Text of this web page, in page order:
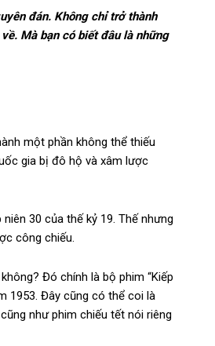
đán. Không chỉ trở thành
Mà bạn có biết đâu là những
một phần không thể thiếu
gia bị đô hộ và xâm lược
30 của thế kỷ 19. Thế nhưng
công chiếu.
Đó chính là bộ phim “Kiếp
1953. Đây cũng có thể coi là
như phim chiếu tết nói riêng